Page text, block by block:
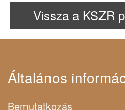
Vissza a KSZR
Általános
Bemutatkozás